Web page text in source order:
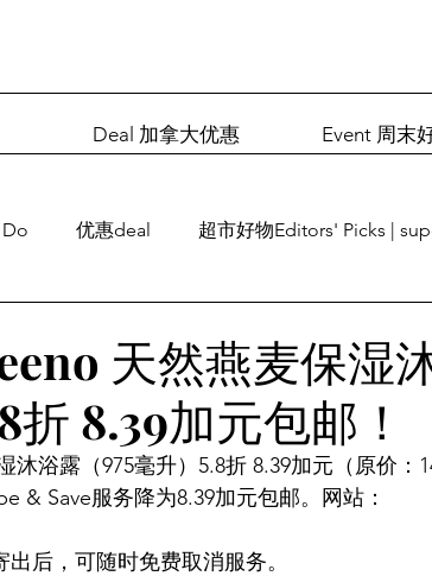
Deal 加拿大优惠 Event 周末
优惠deal 超市好物Editors' Picks |
天然燕麦保湿
折 8.39加元包邮！
沐浴露（975毫升）5.8折 8.39加元（原价：
& Save服务降为8.39加元包邮。网站：
后，可随时免费取消服务。